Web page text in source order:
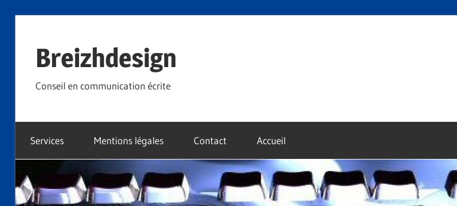
contentBreizhdesign
Conseil en communication écrite
Services Mentions légales Contact Accueil